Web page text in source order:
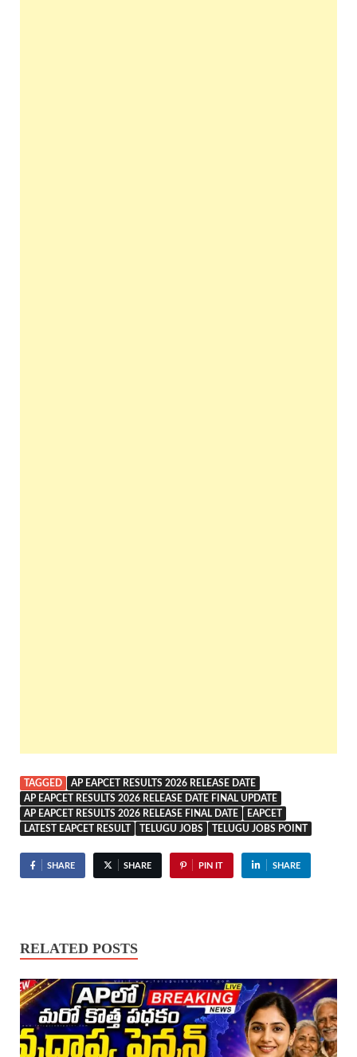
TAGGED
AP EAPCET RESULTS 2026 RELEASE DATE
AP EAPCET RESULTS 2026 RELEASE DATE FINAL UPDATE
AP EAPCET RESULTS 2026 RELEASE FINAL DATE
EAPCET
LATEST EAPCET RESULT
TELUGU JOBS TELUGU JOBS POINT
SHARE SHARE PIN IT SHARE
RELATED POSTS